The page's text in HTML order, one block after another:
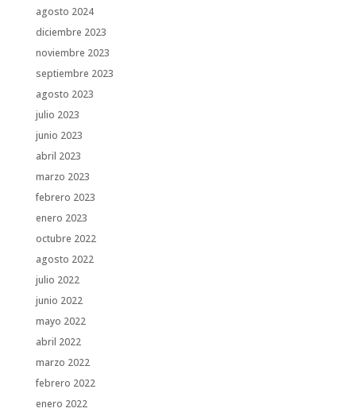
agosto 2024
diciembre 2023
noviembre 2023
septiembre 2023
agosto 2023
julio 2023
junio 2023
abril 2023
marzo 2023
febrero 2023
enero 2023
octubre 2022
agosto 2022
julio 2022
junio 2022
mayo 2022
abril 2022
marzo 2022
febrero 2022
enero 2022